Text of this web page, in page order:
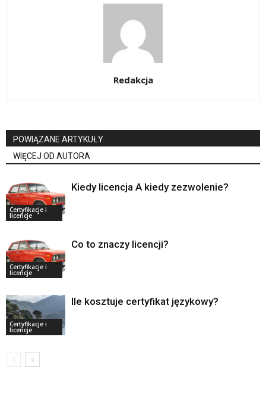
Redakcja
POWIĄZANE ARTYKUŁY
WIĘCEJ OD AUTORA
Certyfikacje i
licencje
Kiedy licencja A kiedy zezwolenie?
Certyfikacje i
licencje
Co to znaczy licencji?
Certyfikacje i
licencje
Ile kosztuje certyfikat językowy?